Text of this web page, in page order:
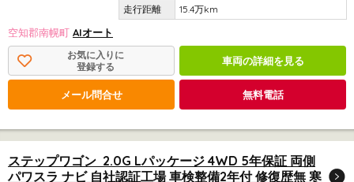
15.4万km
空知郡南幌町 AIオート
お気に入りに
登録する
車両の詳細を見る
メール問合せ 無料電話
ステップワゴン 2.0G Lパッケージ 4WD 5年保証 両側
パワスラ ナビ 自社認証工場 車検整備2年付 修復歴無 寒